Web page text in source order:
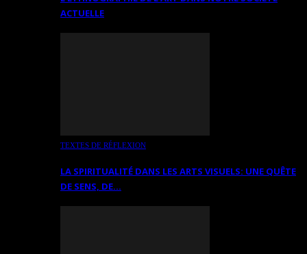
ACTUELLE
TEXTES DE RÉFLEXION
LA SPIRITUALITÉ DANS LES ARTS VISUELS: UNE QUÊTE
DE SENS, DE…